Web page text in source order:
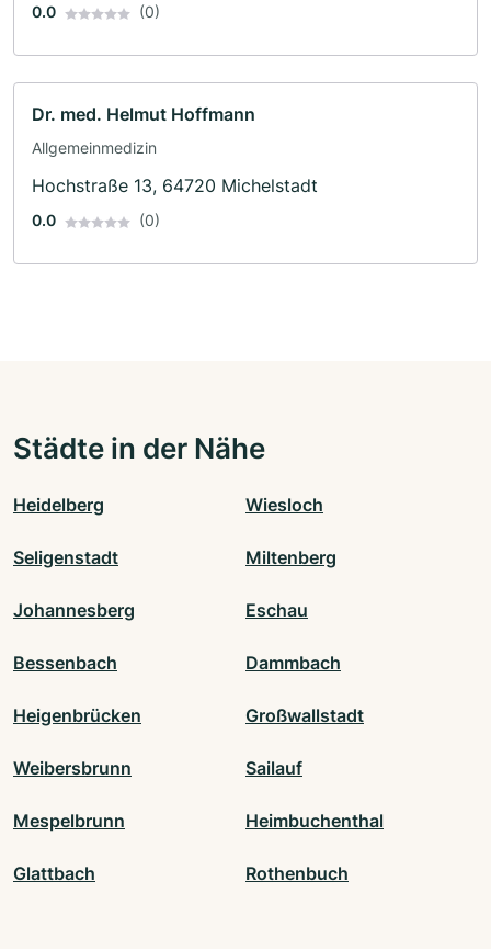
0.0 (0)
Dr. med. Helmut Hoffmann
Allgemeinmedizin
Hochstraße 13, 64720 Michelstadt
0.0 (0)
Städte in der Nähe
Heidelberg Wiesloch
Seligenstadt Miltenberg
Johannesberg Eschau
Bessenbach Dammbach
Heigenbrücken Großwallstadt
Weibersbrunn Sailauf
Mespelbrunn Heimbuchenthal
Glattbach Rothenbuch